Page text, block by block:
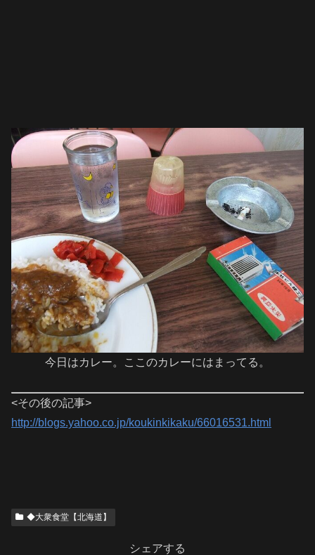
今日はカレー。ここのカレーにはまってる。
<その後の記事>
http://blogs.yahoo.co.jp/koukinkikaku/66016531.html
◆大衆食堂【北海道】
シェアする